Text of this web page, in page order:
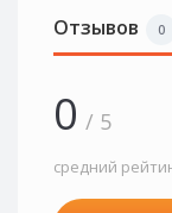
Отзывов 0
0 / 5
средний